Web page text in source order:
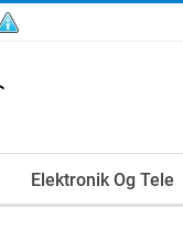
Elektronik Og Tele